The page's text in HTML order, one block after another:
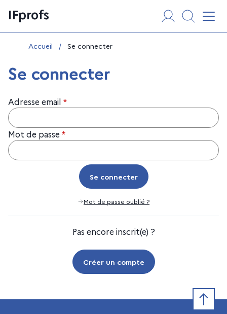
au
contenu
IFprofs
Vous êtes ici :
Accueil / Se connecter
Se connecter
Adresse email *
Mot de passe *
Se connecter
Se connecter
Mot de passe oublié ?
Pas encore inscrit(e) ?
Créer un compte